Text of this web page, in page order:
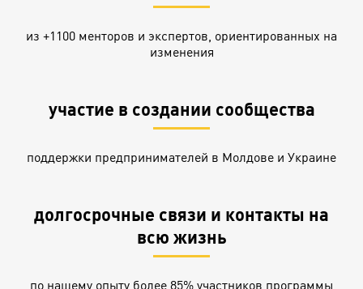
из +1100 менторов и экспертов, ориентированных на
изменения
участие в создании сообщества
поддержки предпринимателей в Молдове и Украине
долгосрочные связи и контакты на
всю жизнь
по нашему опыту более 85% участников программы